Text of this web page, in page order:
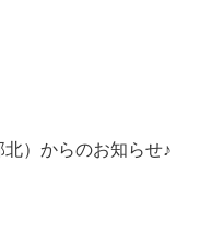
）からのお知らせ♪